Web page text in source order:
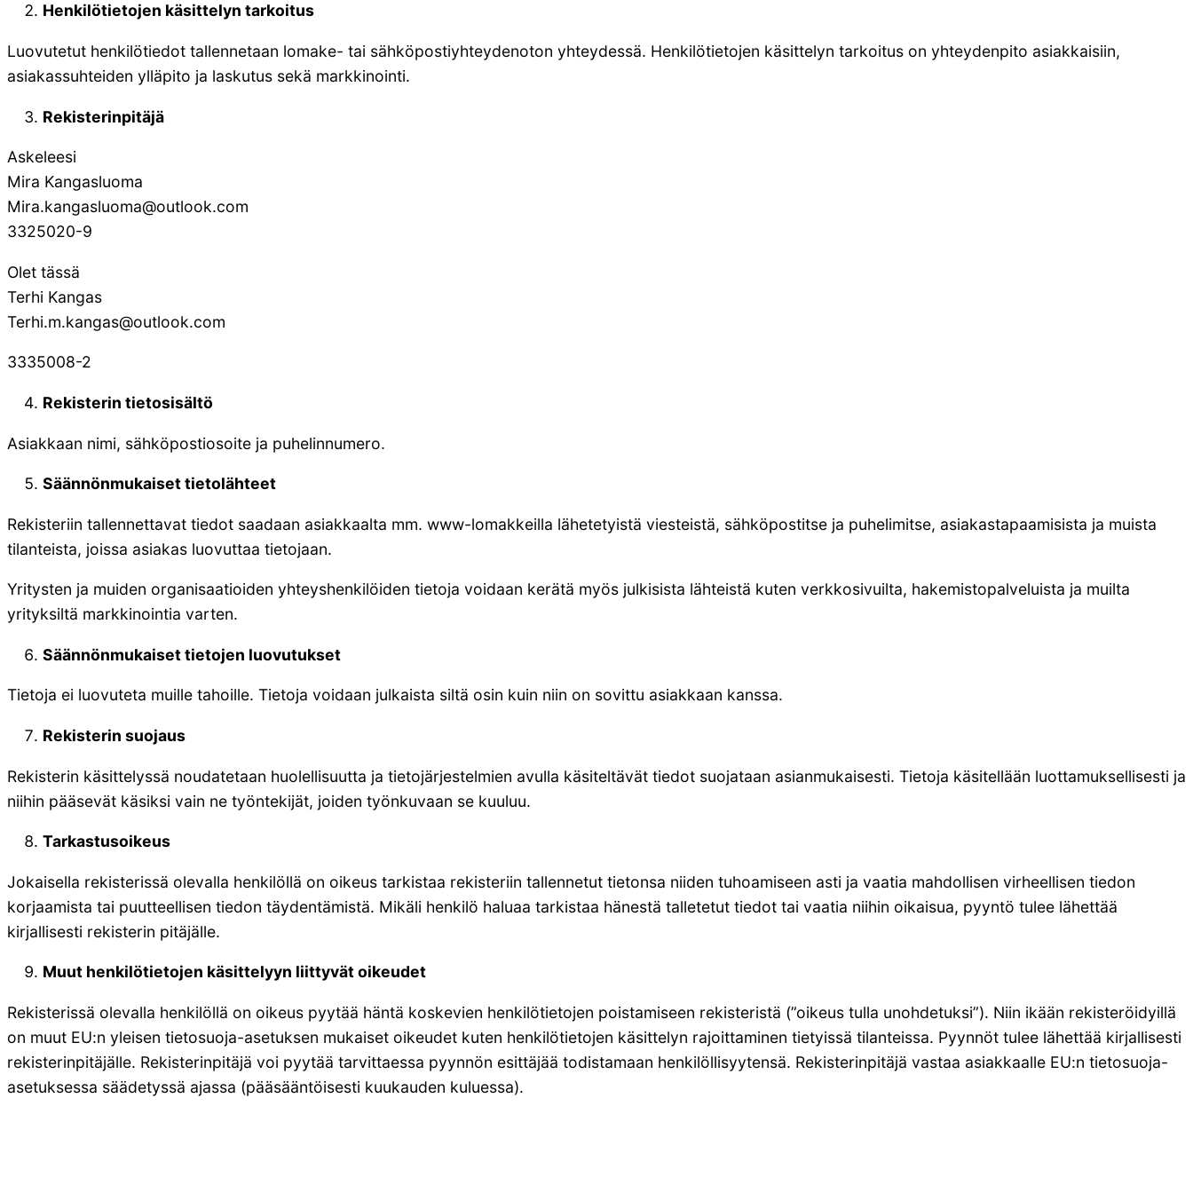
Henkilötietojen käsittelyn tarkoitus
Luovutetut henkilötiedot tallennetaan lomake- tai sähköpostiyhteydenoton yhteydessä. Henkilötietojen käsittelyn tarkoitus on yhteydenpito asiakkaisiin,
asiakassuhteiden ylläpito ja laskutus sekä markkinointi.
Rekisterinpitäjä
Askeleesi
Mira Kangasluoma
Mira.kangasluoma@outlook.com
3325020-9
Olet tässä
Terhi Kangas
Terhi.m.kangas@outlook.com
3335008-2
Rekisterin tietosisältö
Asiakkaan nimi, sähköpostiosoite ja puhelinnumero.
Säännönmukaiset tietolähteet
Rekisteriin tallennettavat tiedot saadaan asiakkaalta mm. www-lomakkeilla lähetetyistä viesteistä, sähköpostitse ja puhelimitse, asiakastapaamisista ja muista
tilanteista, joissa asiakas luovuttaa tietojaan.
Yritysten ja muiden organisaatioiden yhteyshenkilöiden tietoja voidaan kerätä myös julkisista lähteistä kuten verkkosivuilta, hakemistopalveluista ja muilta
yrityksiltä markkinointia varten.
Säännönmukaiset tietojen luovutukset
Tietoja ei luovuteta muille tahoille. Tietoja voidaan julkaista siltä osin kuin niin on sovittu asiakkaan kanssa.
Rekisterin suojaus
Rekisterin käsittelyssä noudatetaan huolellisuutta ja tietojärjestelmien avulla käsiteltävät tiedot suojataan asianmukaisesti. Tietoja käsitellään luottamuksellisesti ja
niihin pääsevät käsiksi vain ne työntekijät, joiden työnkuvaan se kuuluu.
Tarkastusoikeus
Jokaisella rekisterissä olevalla henkilöllä on oikeus tarkistaa rekisteriin tallennetut tietonsa niiden tuhoamiseen asti ja vaatia mahdollisen virheellisen tiedon
korjaamista tai puutteellisen tiedon täydentämistä. Mikäli henkilö haluaa tarkistaa hänestä talletetut tiedot tai vaatia niihin oikaisua, pyyntö tulee lähettää
kirjallisesti rekisterin pitäjälle.
Muut henkilötietojen käsittelyyn liittyvät oikeudet
Rekisterissä olevalla henkilöllä on oikeus pyytää häntä koskevien henkilötietojen poistamiseen rekisteristä (”oikeus tulla unohdetuksi”). Niin ikään rekisteröidyillä
on muut EU:n yleisen tietosuoja-asetuksen mukaiset oikeudet kuten henkilötietojen käsittelyn rajoittaminen tietyissä tilanteissa. Pyynnöt tulee lähettää kirjallisesti
rekisterinpitäjälle. Rekisterinpitäjä voi pyytää tarvittaessa pyynnön esittäjää todistamaan henkilöllisyytensä. Rekisterinpitäjä vastaa asiakkaalle EU:n tietosuoja-
asetuksessa säädetyssä ajassa (pääsääntöisesti kuukauden kuluessa).